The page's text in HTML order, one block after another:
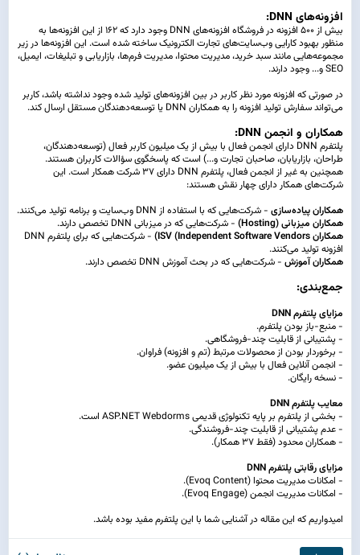
افزونه‌های DNN:
بیش از 500 افزونه در فروشگاه افزونه‌های DNN وجود دارد که 162 از این افزونه‌ها به
منظور بهبود کارایی وب‌سایت‌های تجارت الکترونیک ساخته شده است. این افزونه‌ها در زیر
مجموعه‌هایی مانند سبد خرید، مدیریت محتوا، مدیریت فرم‌ها، بازاریابی و تبلیغات، ایمیل،
SEO و... وجود دارند.
در صورتی که افزونه مورد نظر کاربر در بین افزونه‌های تولید شده وجود نداشته باشد، کاربر
می‌تواند سفارش تولید افزونه را به همکاران DNN یا توسعه‌دهندگان مستقل ارسال کند.
همکاران و انجمن DNN:
پلتفرم DNN دارای انجمن فعال با بیش از یک میلیون کاربر فعال (توسعه‌دهندگان،
طراحان، بازاریابان، صاحبان تجارت و...) است که پاسخگوی سؤالات کاربران هستند.
همچنین به غیر از انجمن فعال، پلتفرم DNN دارای 37 شرکت همکار است. این
شرکت‌های همکار دارای چهار نقش هستند:
همکاران پیاده‌سازی - شرکت‌هایی که با استفاده از DNN وب‌سایت و برنامه تولید می‌کنند.
همکاران میزبانی (Hosting)
- شرکت‌هایی که در میزبانی DNN تخصص دارند.
همکاران ISV (Independent Software Vendors)
- شرکت‌هایی که برای پلتفرم DNN
افزونه تولید می‌کنند.
همکاران آموزش - شرکت‌هایی که در بحث آموزش DNN تخصص دارند.
جمع‌بندی:
مزایای پلتفرم DNN
- منبع-باز بودن پلتفرم.
- پشتیبانی از قابلیت چند-فروشگاهی.
- برخوردار بودن از محصولات مرتبط (تم و افزونه) فراوان.
- انجمن آنلاین فعال با بیش از یک میلیون عضو.
- نسخه رایگان.
معایب پلتفرم DNN
- بخشی از پلتفرم بر پایه تکنولوژی قدیمی ASP.NET Webdorms است.
- عدم پشتیبانی از قابلیت چند-فروشندگی.
- همکاران محدود (فقط 37 همکار).
مزایای رقابتی پلتفرم DNN
- امکانات مدیریت محتوا (Evoq Content).
- امکانات مدیریت انجمن (Evoq Engage).
امیدواریم که این مقاله در آشنایی شما با این پلتفرم مفید بوده باشد.